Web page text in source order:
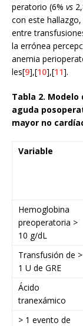
peratorio (6% vs
con este
entre
la errónea
anemia
les[9],[10],[11].
Tabla 2.
aguda
mayor no
Variable
Hemoglobina
preoperatoria >
10 g/dL
Transfusión de >
1 U de GRE
Ácido
tranexámico
> 1 evento de